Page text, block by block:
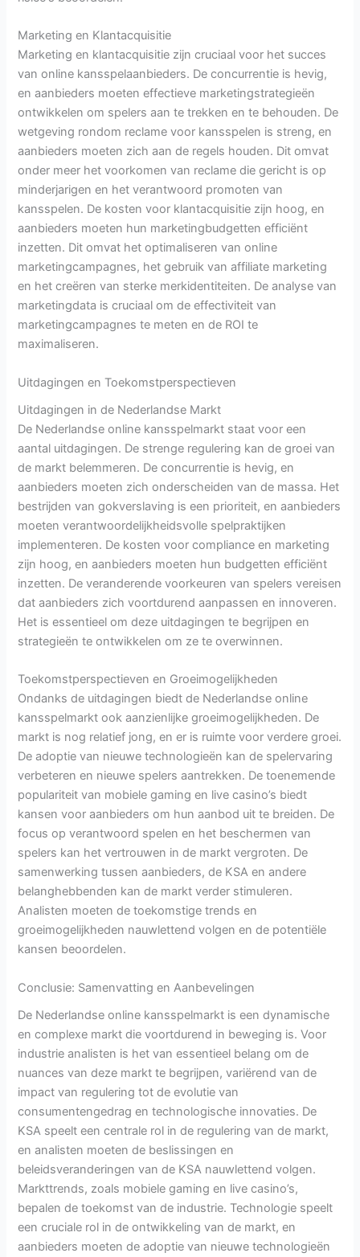
Marketing en Klantacquisitie
Marketing en klantacquisitie zijn cruciaal voor het succes
van online kansspelaanbieders. De concurrentie is hevig,
en aanbieders moeten effectieve marketingstrategieën
ontwikkelen om spelers aan te trekken en te behouden. De
wetgeving rondom reclame voor kansspelen is streng, en
aanbieders moeten zich aan de regels houden. Dit omvat
onder meer het voorkomen van reclame die gericht is op
minderjarigen en het verantwoord promoten van
kansspelen. De kosten voor klantacquisitie zijn hoog, en
aanbieders moeten hun marketingbudgetten efficiënt
inzetten. Dit omvat het optimaliseren van online
marketingcampagnes, het gebruik van affiliate marketing
en het creëren van sterke merkidentiteiten. De analyse van
marketingdata is cruciaal om de effectiviteit van
marketingcampagnes te meten en de ROI te
maximaliseren.
Uitdagingen en Toekomstperspectieven
Uitdagingen in de Nederlandse Markt
De Nederlandse online kansspelmarkt staat voor een
aantal uitdagingen. De strenge regulering kan de groei van
de markt belemmeren. De concurrentie is hevig, en
aanbieders moeten zich onderscheiden van de massa. Het
bestrijden van gokverslaving is een prioriteit, en aanbieders
moeten verantwoordelijkheidsvolle spelpraktijken
implementeren. De kosten voor compliance en marketing
zijn hoog, en aanbieders moeten hun budgetten efficiënt
inzetten. De veranderende voorkeuren van spelers vereisen
dat aanbieders zich voortdurend aanpassen en innoveren.
Het is essentieel om deze uitdagingen te begrijpen en
strategieën te ontwikkelen om ze te overwinnen.
Toekomstperspectieven en Groeimogelijkheden
Ondanks de uitdagingen biedt de Nederlandse online
kansspelmarkt ook aanzienlijke groeimogelijkheden. De
markt is nog relatief jong, en er is ruimte voor verdere groei.
De adoptie van nieuwe technologieën kan de spelervaring
verbeteren en nieuwe spelers aantrekken. De toenemende
populariteit van mobiele gaming en live casino’s biedt
kansen voor aanbieders om hun aanbod uit te breiden. De
focus op verantwoord spelen en het beschermen van
spelers kan het vertrouwen in de markt vergroten. De
samenwerking tussen aanbieders, de KSA en andere
belanghebbenden kan de markt verder stimuleren.
Analisten moeten de toekomstige trends en
groeimogelijkheden nauwlettend volgen en de potentiële
kansen beoordelen.
Conclusie: Samenvatting en Aanbevelingen
De Nederlandse online kansspelmarkt is een dynamische
en complexe markt die voortdurend in beweging is. Voor
industrie analisten is het van essentieel belang om de
nuances van deze markt te begrijpen, variërend van de
impact van regulering tot de evolutie van
consumentengedrag en technologische innovaties. De
KSA speelt een centrale rol in de regulering van de markt,
en analisten moeten de beslissingen en
beleidsveranderingen van de KSA nauwlettend volgen.
Markttrends, zoals mobiele gaming en live casino’s,
bepalen de toekomst van de industrie. Technologie speelt
een cruciale rol in de ontwikkeling van de markt, en
aanbieders moeten de adoptie van nieuwe technologieën